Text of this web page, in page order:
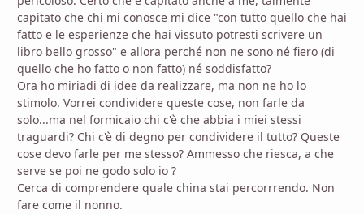
capitato che chi mi conosce mi dice "con tutto quello che hai
fatto e le esperienze che hai vissuto potresti scrivere un
libro bello grosso" e allora perché non ne sono né fiero (di
quello che ho fatto o non fatto) né soddisfatto?
Ora ho miriadi di idee da realizzare, ma non ne ho lo
stimolo. Vorrei condividere queste cose, non farle da
solo...ma nel formicaio chi c'è che abbia i miei stessi
traguardi? Chi c'è di degno per condividere il tutto? Queste
cose devo farle per me stesso? Ammesso che riesca, a che
serve se poi ne godo solo io ?
Cerca di comprendere quale china stai percorrrendo. Non
fare come il nonno.